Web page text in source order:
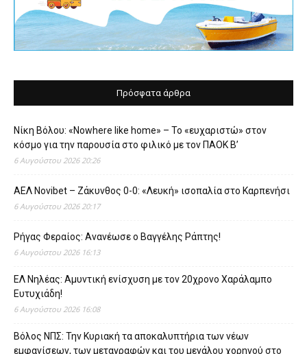
Πρόσφατα άρθρα
Νίκη Βόλου: «Nowhere like home» – Το «ευχαριστώ» στον
κόσμο για την παρουσία στο φιλικό με τον ΠΑΟΚ Β’
6 Αυγούστου 2026 20:26
ΑΕΛ Novibet – Ζάκυνθος 0-0: «Λευκή» ισοπαλία στο Καρπενήσι
6 Αυγούστου 2026 20:17
Ρήγας Φεραίος: Ανανέωσε ο Βαγγέλης Ράπτης!
6 Αυγούστου 2026 16:13
ΕΛ Νηλέας: Αμυντική ενίσχυση με τον 20χρονο Χαράλαμπο
Ευτυχιάδη!
6 Αυγούστου 2026 16:08
Βόλος ΝΠΣ: Την Κυριακή τα αποκαλυπτήρια των νέων
εμφανίσεων, των μεταγραφών και του μεγάλου χορηγού στο